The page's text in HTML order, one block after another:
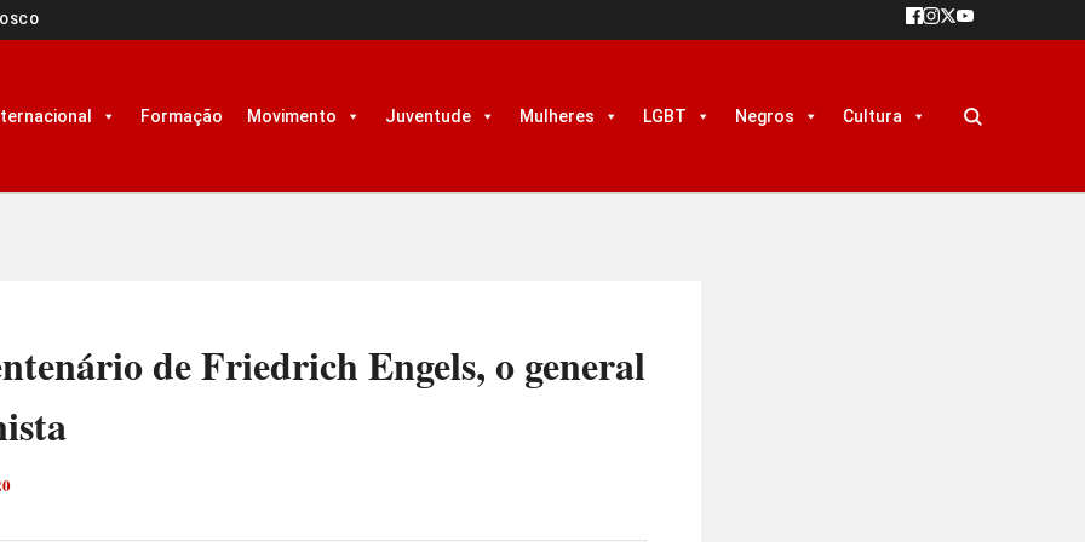
Formação Movimento Juventude Mulheres LGBT Negros Cultura
de Friedrich Engels, o general